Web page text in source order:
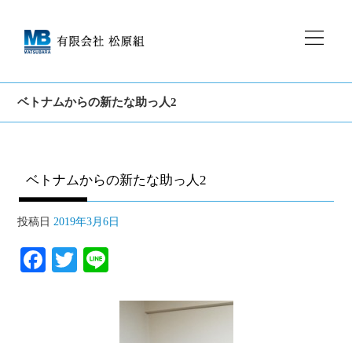
ベトナムからの新たな助っ人2
ベトナムからの新たな助っ人2
投稿日 2019年3月6日
Fa T